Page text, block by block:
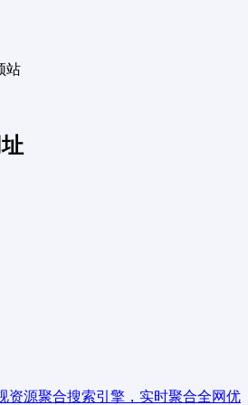
站
资源聚合搜索引擎，实时聚合全网优